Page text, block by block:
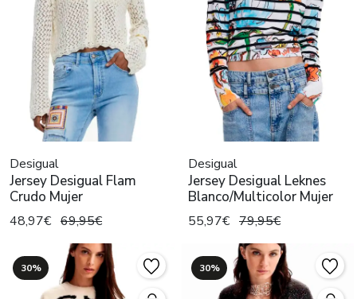
Desigual
Jersey Desigual Flam
Crudo Mujer
48,97€ 69,95€
Desigual
Jersey Desigual Leknes
Blanco/Multicolor Mujer
55,97€ 79,95€
30% 30%